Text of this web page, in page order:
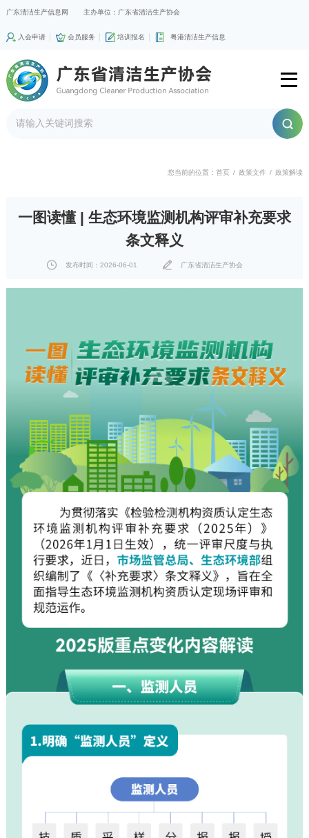
广东清洁生产信息网 主办单位：广东省清洁生产协会
入会申请 会员服务 培训报名 粤港清洁生产信息
您当前的位置：首页 / 政策文件 / 政策解读
一图读懂 | 生态环境监测机构评审补充要求
条文释义
发布时间：2026-06-01 广东省清洁生产协会